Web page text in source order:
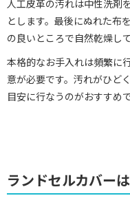
人工皮革の汚れは中性洗剤
とします。最後にぬれた布
の良いところで自然乾燥し
本格的なお手入れは頻繁に
意が必要です。汚れがひど
目安に行なうのがおすすめで
ランドセルカバー